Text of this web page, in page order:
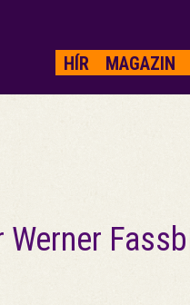
HÍR MAGAZIN
Werner